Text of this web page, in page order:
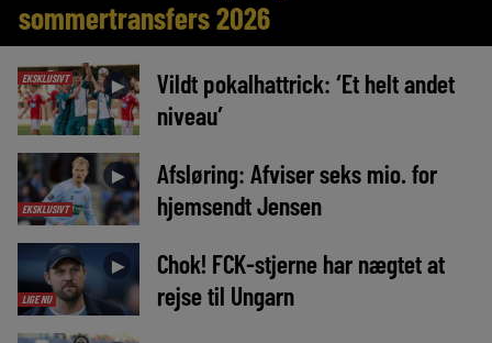
sommertransfers 2026
EKSKLUSIVT ►
Vildt pokalhattrick: ‘Et helt andet
niveau’
EKSKLUSIVT
►
Afsløring: Afviser seks mio. for
hjemsendt Jensen
LIGE NU
►
Chok! FCK-stjerne har nægtet at
rejse til Ungarn